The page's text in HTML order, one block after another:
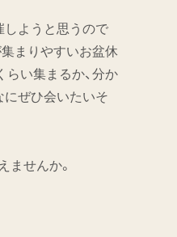
しようと思うので
集まりやすいお盆休
らい集まるか、分か
にぜひ会いたいそ
ませんか。